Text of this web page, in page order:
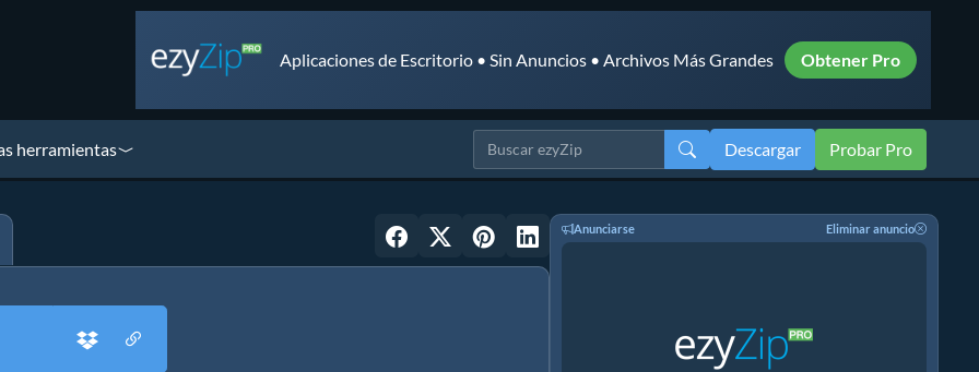
Aplicaciones de Escritorio • Sin Anuncios • Archivos Más Grandes Obtener Pro
herramientas Descargar Probar Pro
Anunciarse Eliminar anuncio